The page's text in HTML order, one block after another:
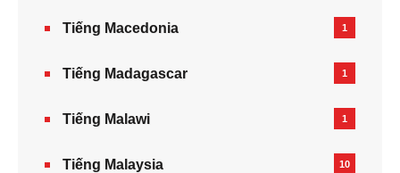
Tiếng Macedonia 1
Tiếng Madagascar 1
Tiếng Malawi 1
Tiếng Malaysia 10